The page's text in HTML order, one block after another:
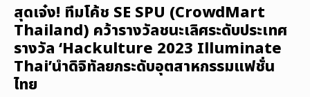
สุดเจ๋ง! ทีมโค้ช SE SPU (CrowdMart
Thailand) คว้ารางวัลชนะเลิศระดับประเทศ
รางวัล ‘Hackulture 2023 Illuminate
Thai’นำดิจิทัลยกระดับอุตสาหกรรมแฟชั่น
ไทย